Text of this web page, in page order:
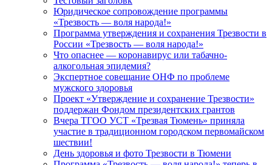
Юридическое сопровождение программы
«Трезвость — воля народа!»
Программа утверждения и сохранения Трезвости в
России «Трезвость — воля народа!»
Что опаснее — коронавирус или табачно-
алкогольная эпидемия?
Экспертное совещание ОНФ по проблеме
мужского здоровья
Проект «Утверждение и сохранение Трезвости»
поддержан Фондом президентских грантов
Вчера ТГОО УСТ «Трезвая Тюмень» приняла
участие в традиционном городском первомайском
шествии!
День здоровья и фото Трезвости в Тюмени